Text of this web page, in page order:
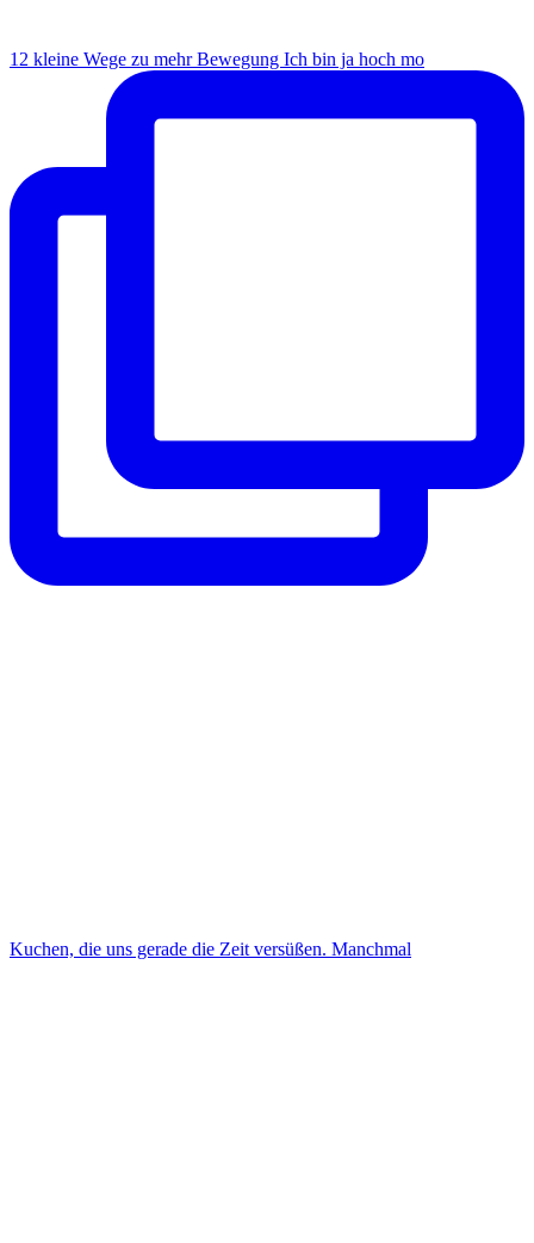
12 kleine Wege zu mehr Bewegung Ich bin ja hoch mo
Kuchen, die uns gerade die Zeit versüßen. Manchmal